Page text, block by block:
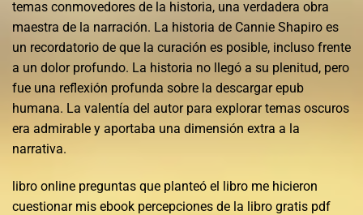
temas conmovedores de la historia, una verdadera obra
maestra de la narración. La historia de Cannie Shapiro es
un recordatorio de que la curación es posible, incluso frente
a un dolor profundo. La historia no llegó a su plenitud, pero
fue una reflexión profunda sobre la descargar epub
humana. La valentía del autor para explorar temas oscuros
era admirable y aportaba una dimensión extra a la
narrativa.
libro online​ preguntas que planteó el libro me hicieron
cuestionar mis ebook percepciones de la libro gratis pdf